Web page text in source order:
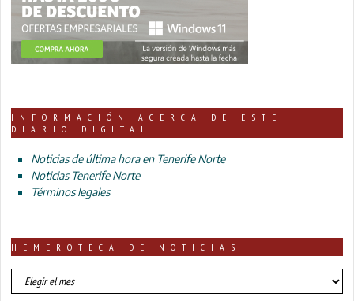
INFORMACIÓN ACERCA DE ESTE
DIARIO DIGITAL
Noticias de última hora en Tenerife Norte
Noticias Tenerife Norte
Términos legales
HEMEROTECA DE NOTICIAS
HEMEROTECA
DE